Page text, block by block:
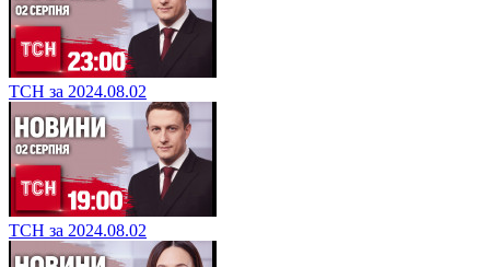
ТСН за 2024.08.02
ТСН за 2024.08.02